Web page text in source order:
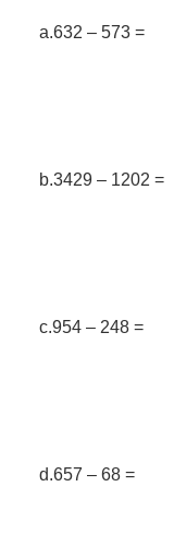
a.632 – 573 =
b.3429 – 1202 =
c.954 – 248
d.657 – 68 =